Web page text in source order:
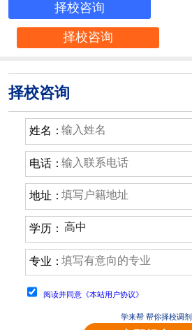
择校咨询
择校咨询
择校咨询
姓名：
电话：
地址：
学历：
专业：
阅读并同意《本站用户协议》
学来帮 帮你择校调剂